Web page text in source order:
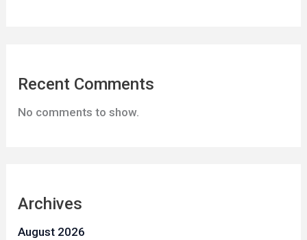
Recent Comments
No comments to show.
Archives
August 2026